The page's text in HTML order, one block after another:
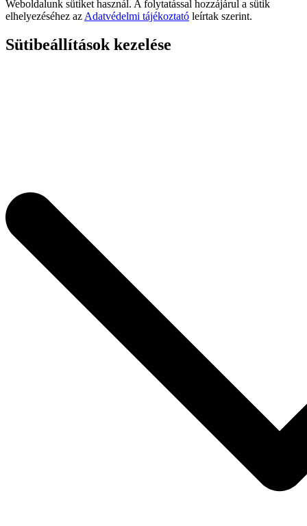
Weboldalunk sütiket használ. A folytatással hozzájárul a sütik
elhelyezéséhez az Adatvédelmi tájékoztató leírtak szerint.
Sütibeállítások kezelése